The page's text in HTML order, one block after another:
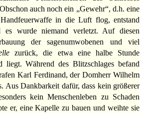
auch noch ein „Gewehr“, d.h. eine
Handfeuerwaffe in die Luft flog, entstand
es wurde niemand verletzt. Auf diesen
der sagenumwobenen und viel
zurück, die etwa eine halbe Stunde
liegt. Während des Blitzschlages befand
Karl Ferdinand, der Domherr Wilhelm
Aus Dankbarkeit dafür, dass kein größerer
kein Menschenleben zu Schaden
er, eine Kapelle zu bauen und weihte sie